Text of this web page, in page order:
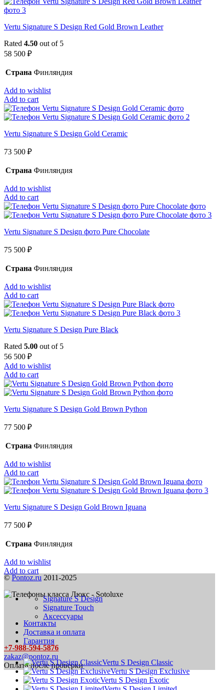
Vertu Signature S Design Red Gold Brown Leather
Rated 4.50 out of 5
58 500 ₽
Страна Финляндия
Add to wishlist
Add to cart
Vertu Signature S Design Gold Ceramic
73 500 ₽
Страна Финляндия
Add to wishlist
Add to cart
Vertu Signature S Design фото Pure Chocolate
75 500 ₽
Страна Финляндия
Add to wishlist
Add to cart
Vertu Signature S Design Pure Black
Rated 5.00 out of 5
56 500 ₽
Add to wishlist
Add to cart
Vertu Signature S Design Gold Brown Python
77 500 ₽
Страна Финляндия
Add to wishlist
Add to cart
Vertu Signature S Design Gold Brown Iguana
77 500 ₽
Страна Финляндия
Add to wishlist
Add to cart
© Pontoz.ru 2011-2025
Signature S Design
Signature Touch
Аксессуары
Контакты
Доставка и оплата
Гарантия
+7-988-594-5876
zakaz@pontoz.ru
Оплата после проверки
Vertu S Design Classic
Vertu S Design Exclusive
Vertu S Design Exotic